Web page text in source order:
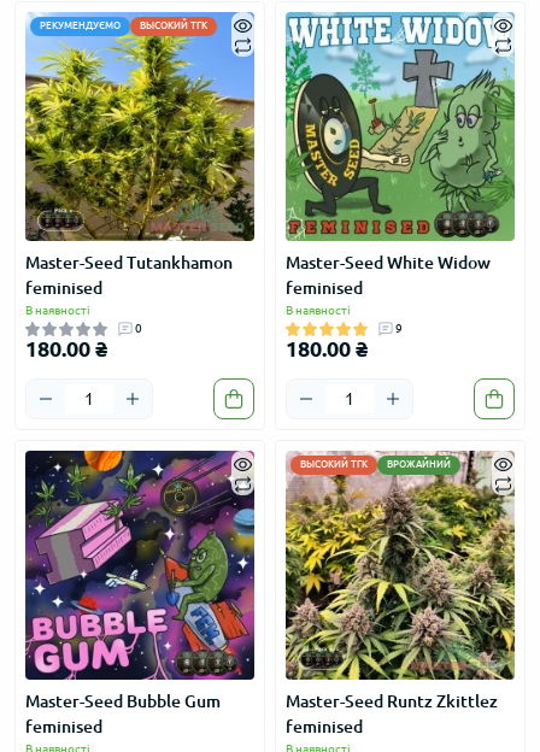
РЕКУМЕНДУЄМО ВЫСОКИЙ ТГК
Master-Seed Tutankhamon
feminised
В наявності
0
180.00 ₴
Master-Seed White Widow
feminised
В наявності
9
180.00 ₴
Master-Seed Bubble Gum
feminised
В наявності
ВЫСОКИЙ ТГК ВРОЖАЙНИЙ
Master-Seed Runtz Zkittlez
feminised
В наявності